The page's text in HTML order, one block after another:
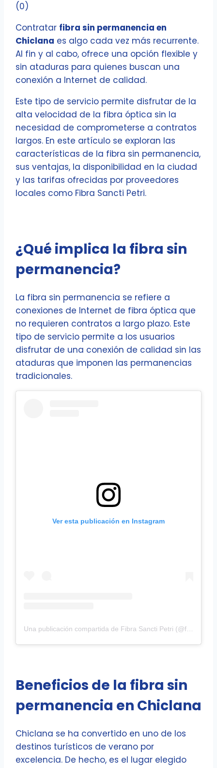
(0)
Contratar fibra sin permanencia en
Chiclana es algo cada vez más recurrente.
Al fin y al cabo, ofrece una opción flexible y
sin ataduras para quienes buscan una
conexión a Internet de calidad.
Este tipo de servicio permite disfrutar de la
alta velocidad de la fibra óptica sin la
necesidad de comprometerse a contratos
largos. En este artículo se exploran las
características de la fibra sin permanencia,
sus ventajas, la disponibilidad en la ciudad
y las tarifas ofrecidas por proveedores
locales como Fibra Sancti Petri.
¿Qué implica la fibra sin
permanencia?
La fibra sin permanencia se refiere a
conexiones de Internet de fibra óptica que
no requieren contratos a largo plazo. Este
tipo de servicio permite a los usuarios
disfrutar de una conexión de calidad sin las
ataduras que imponen las permanencias
tradicionales.
Ver esta publicación en Instagram
Beneficios de la fibra sin
permanencia en Chiclana
Chiclana se ha convertido en uno de los
destinos turísticos de verano por
excelencia. De hecho, es el lugar elegido